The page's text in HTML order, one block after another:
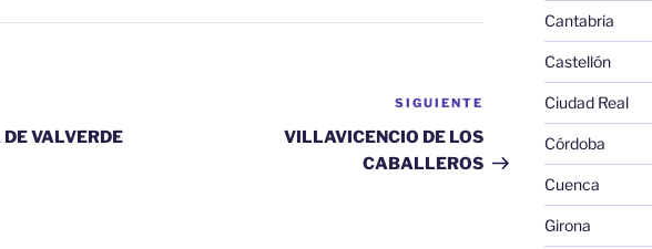
VALVERDE
Siguiente
entrada
SIGUIENTE
VILLAVICENCIO DE LOS
CABALLEROS
Cantabria
Castellón
Ciudad Real
Córdoba
Cuenca
Girona